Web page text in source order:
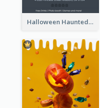
Halloween Haunted House Party Poster